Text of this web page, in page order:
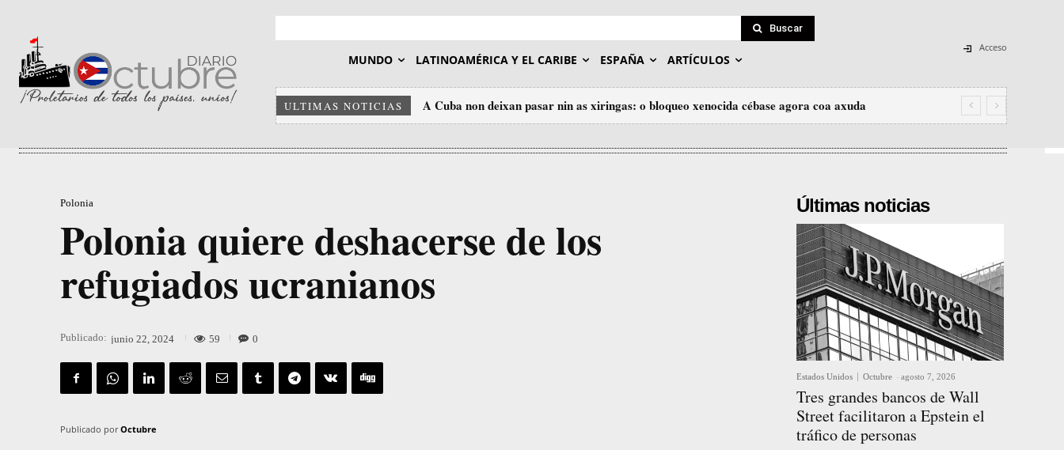
Buscar
MUNDO LATINOAMÉRICA Y EL CARIBE ESPAÑA ARTÍCULOS
Acceso
ULTIMAS NOTICIAS
A Cuba non deixan pasar nin as xiringas: o bloqueo xenocida cébase agora coa axuda
humanitaria
Polonia
Polonia quiere deshacerse de los
refugiados ucranianos
Publicado: junio 22, 2024 59 0
Publicado por Octubre
Últimas noticias
Estados Unidos Octubre - agosto 7, 2026
Tres grandes bancos de Wall
Street facilitaron a Epstein el
tráfico de personas